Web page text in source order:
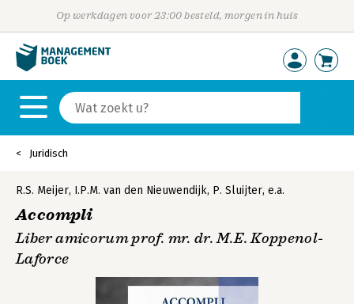
Op werkdagen voor 23:00 besteld, morgen in huis
Juridisch
R.S. Meijer, I.P.M. van den Nieuwendijk, P. Sluijter, e.a.
Accompli
Liber amicorum prof. mr. dr. M.E. Koppenol-
Laforce